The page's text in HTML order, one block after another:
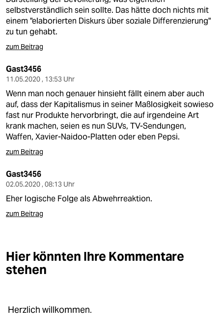
selbstverständlich sein sollte. Das hätte doch nichts mit
einem "elaborierten Diskurs über soziale Differenzierung"
zu tun gehabt.
zum Beitrag
Gast3456
11.05.2020 , 13:53 Uhr
Wenn man noch genauer hinsieht fällt einem aber auch
auf, dass der Kapitalismus in seiner Maßlosigkeit sowieso
fast nur Produkte hervorbringt, die auf irgendeine Art
krank machen, seien es nun SUVs, TV-Sendungen,
Waffen, Xavier-Naidoo-Platten oder eben Pepsi.
zum Beitrag
Gast3456
02.05.2020 , 08:13 Uhr
Eher logische Folge als Abwehrreaktion.
zum Beitrag
Hier könnten Ihre Kommentare
stehen
Herzlich willkommen.